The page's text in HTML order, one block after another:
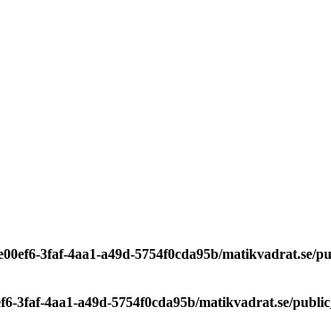
3faf-4aa1-a49d-5754f0cda95b/matikvadrat.se/
3faf-4aa1-a49d-5754f0cda95b/matikvadrat.se/